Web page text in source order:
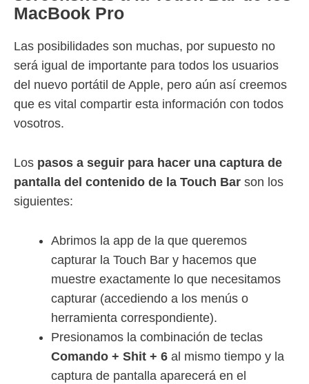
MacBook Pro
Las posibilidades son muchas, por supuesto no
será igual de importante para todos los usuarios
del nuevo portátil de Apple, pero aún así creemos
que es vital compartir esta información con todos
vosotros.
Los pasos a seguir para hacer una captura de
pantalla del contenido de la Touch Bar son los
siguientes:
Abrimos la app de la que queremos
capturar la Touch Bar y hacemos que
muestre exactamente lo que necesitamos
capturar (accediendo a los menús o
herramienta correspondiente).
Presionamos la combinación de teclas
Comando + Shit + 6 al mismo tiempo y la
captura de pantalla aparecerá en el